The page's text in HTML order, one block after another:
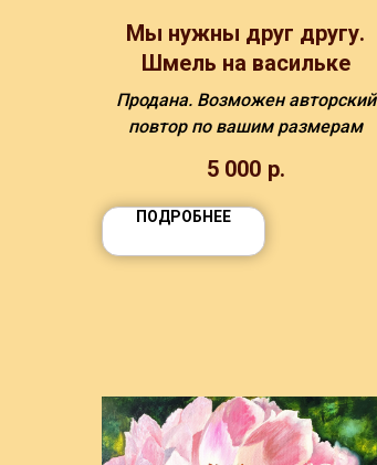
Мы нужны друг другу.
Шмель на васильке
Продана. Возможен авторский
повтор по вашим размерам
5 000 р.
ПОДРОБНЕЕ